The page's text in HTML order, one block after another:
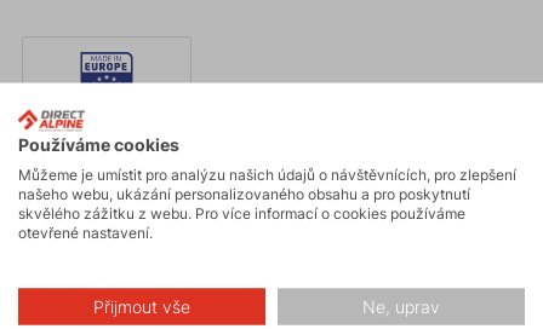
Made in Europe
Parametry
Údržba
Používáme cookies
Můžeme je umístit pro analýzu našich údajů o návštěvnících, pro zlepšení
našeho webu, ukázání personalizovaného obsahu a pro poskytnutí
skvělého zážitku z webu. Pro více informací o cookies používáme
otevřené nastavení.
Přijmout vše Ne, uprav